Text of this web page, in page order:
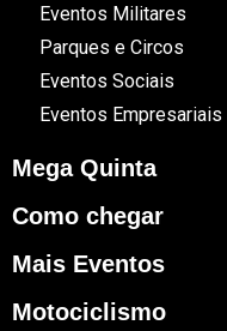
Eventos Militares
Parques e Circos
Eventos Sociais
Eventos Empresariais
Mega Quinta
Como chegar
Mais Eventos
Motociclismo